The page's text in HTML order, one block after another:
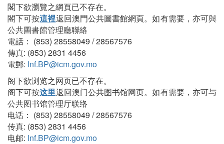
閣下欲瀏覽之網頁已不存在。
閣下可按這裡返回澳門公共圖書館網頁。如有需要，亦可與
公共圖書館管理廳聯絡
電話： (853) 28558049 / 28567576
傳真: (853) 2831 4456
電郵: Inf.BP@icm.gov.mo
阁下欲浏览之网页已不存在。
阁下可按这里返回澳门公共图书馆网页。如有需要，亦可与
公共图书馆管理厅联络
电话： (853) 28558049 / 28567576
传真: (853) 2831 4456
电邮: Inf.BP@icm.gov.mo